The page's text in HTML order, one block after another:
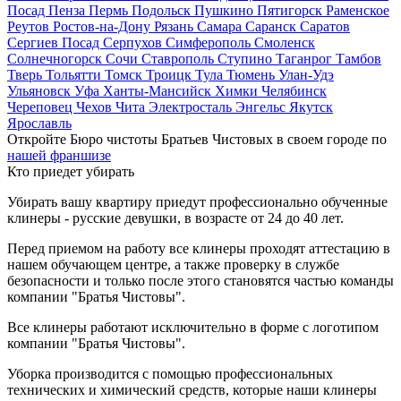
Посад Пенза Пермь Подольск Пушкино Пятигорск Раменское
Реутов Ростов-на-Дону Рязань Самара Саранск Саратов
Сергиев Посад Серпухов Симферополь Смоленск
Солнечногорск Сочи Ставрополь Ступино Таганрог Тамбов
Тверь Тольятти Томск Троицк Тула Тюмень Улан-Удэ
Ульяновск Уфа Ханты-Мансийск Химки Челябинск
Череповец Чехов Чита Электросталь Энгельс Якутск
Ярославль
Откройте Бюро чистоты Братьев Чистовых в своем городе по
нашей франшизе
Кто приедет убирать
Убирать вашу квартиру приедут профессионально обученные
клинеры - русские девушки, в возрасте от 24 до 40 лет.
Перед приемом на работу все клинеры проходят аттестацию в
нашем обучающем центре, а также проверку в службе
безопасности и только после этого становятся частью команды
компании "Братья Чистовы".
Все клинеры работают исключительно в форме с логотипом
компании "Братья Чистовы".
Уборка производится с помощью профессиональных
технических и химический средств, которые наши клинеры